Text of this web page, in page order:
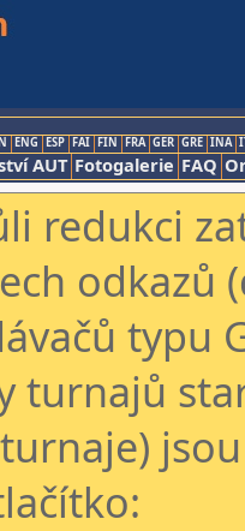
ENG ESP FAI FIN FRA GER GRE INA
AUT Fotogalerie FAQ
redukci
odkazů
typu
turnajů